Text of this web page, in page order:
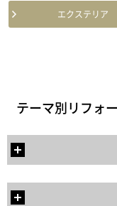
エクステリア
テーマ別リフォ